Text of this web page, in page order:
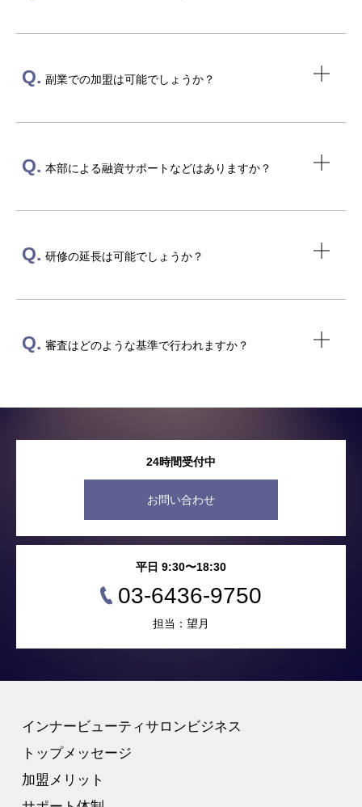
Q. 副業での加盟は可能でしょうか？
Q. 本部による融資サポートなどはありますか？
Q. 研修の延長は可能でしょうか？
Q. 審査はどのような基準で行われますか？
24時間受付中
お問い合わせ
平日 9:30〜18:30
03-6436-9750
担当：望月
インナービューティサロンビジネス
トップメッセージ
加盟メリット